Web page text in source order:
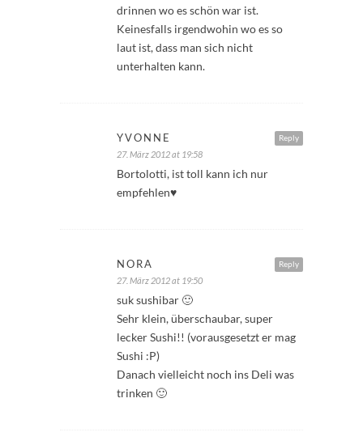
drinnen wo es schön war ist.
Keinesfalls irgendwohin wo es so
laut ist, dass man sich nicht
unterhalten kann.
Reply
YVONNE
27. März 2012 at 19:58
Bortolotti, ist toll kann ich nur
empfehlen♥
Reply
NORA
27. März 2012 at 19:50
suk sushibar 🙂
Sehr klein, überschaubar, super
lecker Sushi!! (vorausgesetzt er mag
Sushi :P)
Danach vielleicht noch ins Deli was
trinken 🙂